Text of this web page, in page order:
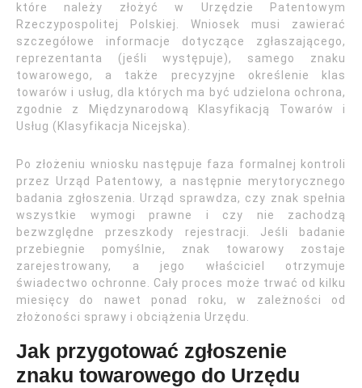
które należy złożyć w Urzędzie Patentowym
Rzeczypospolitej Polskiej. Wniosek musi zawierać
szczegółowe informacje dotyczące zgłaszającego,
reprezentanta (jeśli występuje), samego znaku
towarowego, a także precyzyjne określenie klas
towarów i usług, dla których ma być udzielona ochrona,
zgodnie z Międzynarodową Klasyfikacją Towarów i
Usług (Klasyfikacja Nicejska).
Po złożeniu wniosku następuje faza formalnej kontroli
przez Urząd Patentowy, a następnie merytorycznego
badania zgłoszenia. Urząd sprawdza, czy znak spełnia
wszystkie wymogi prawne i czy nie zachodzą
bezwzględne przeszkody rejestracji. Jeśli badanie
przebiegnie pomyślnie, znak towarowy zostaje
zarejestrowany, a jego właściciel otrzymuje
świadectwo ochronne. Cały proces może trwać od kilku
miesięcy do nawet ponad roku, w zależności od
złożoności sprawy i obciążenia Urzędu.
Jak przygotować zgłoszenie
znaku towarowego do Urzędu